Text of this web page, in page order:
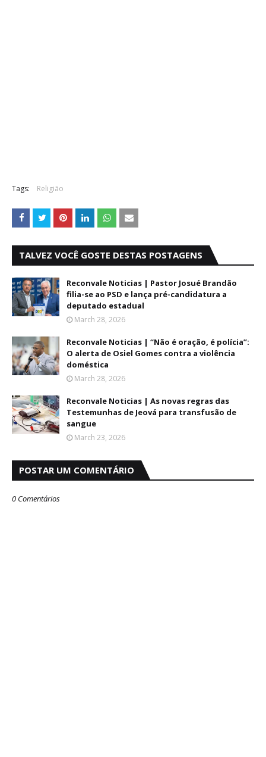
Tags: Religião
TALVEZ VOCÊ GOSTE DESTAS POSTAGENS
Reconvale Noticias | Pastor Josué Brandão
filia-se ao PSD e lança pré-candidatura a
deputado estadual
March 28, 2026
Reconvale Noticias | “Não é oração, é polícia”:
O alerta de Osiel Gomes contra a violência
doméstica
March 28, 2026
Reconvale Noticias | As novas regras das
Testemunhas de Jeová para transfusão de
sangue
March 23, 2026
POSTAR UM COMENTÁRIO
0 Comentários